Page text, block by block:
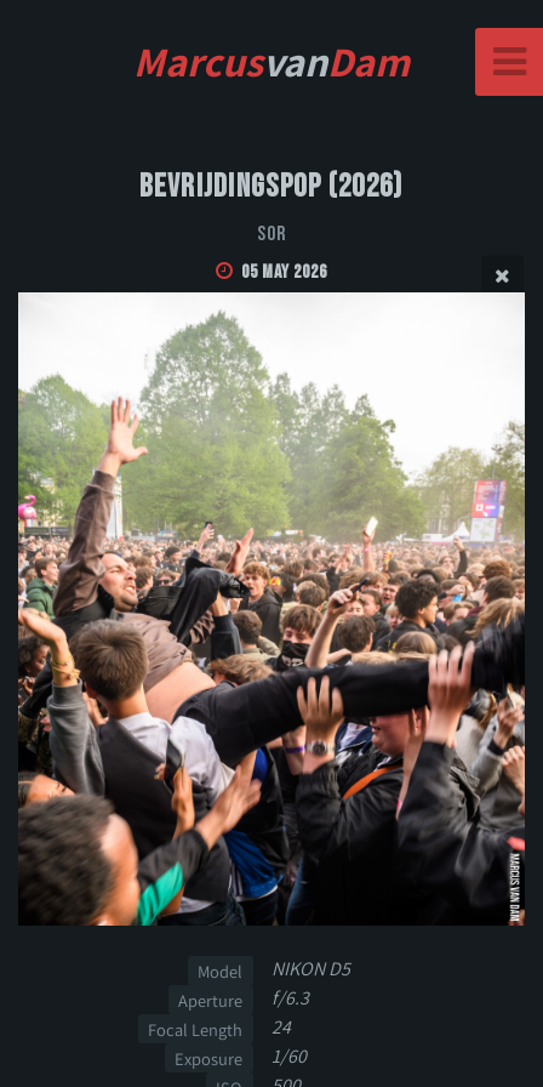
MarcusvanDam
Bevrijdingspop (2026)
Sor
05 May 2026
Model NIKON D5
Aperture f/6.3
Focal Length 24
Exposure 1/60